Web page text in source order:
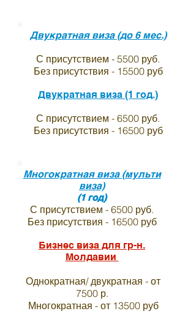
Многократная виза (мульти
виза)
(1 год)
С присутствием - 6500 руб.
Без присутствия - 16500 руб
Бизнес виза для гр-н.
Молдавии
Однократная/ двукратная - от
7500 р.
Многократная - от 13500 руб
Двукратная виза (до 6 мес.)
С присутствием - 5500 руб.
Без присутствия - 15500 руб
Двукратная виза (1 год.)
С присутствием - 6500 руб.
Без присутствия - 16500 руб